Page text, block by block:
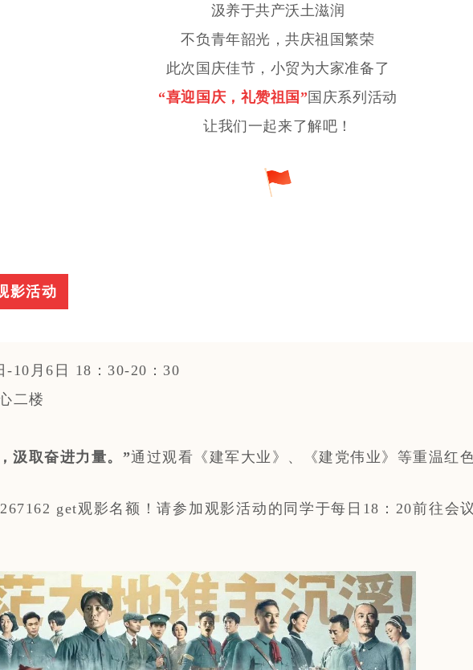
汲养于共产沃土滋润
不负青年韶光，共庆祖国繁荣
此次国庆佳节，小贸为大家准备了
“喜迎国庆，礼赞祖国”国庆系列活动
让我们一起来了解吧！
影活动
-10月6日 18：30-20：30
二楼
汲取奋进力量。”通过观看《建军大业》、《建党伟业》等重温红
get观影名额！请参加观影活动的同学于每日18：20前往会